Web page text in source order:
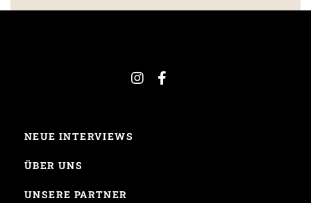
NEUE INTERVIEWS
ÜBER UNS
UNSERE PARTNER